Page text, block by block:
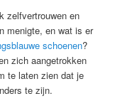
zelfvertrouwen en
menigte, en wat is er
schoenen?
zich aangetrokken
te laten zien dat je
te zijn.